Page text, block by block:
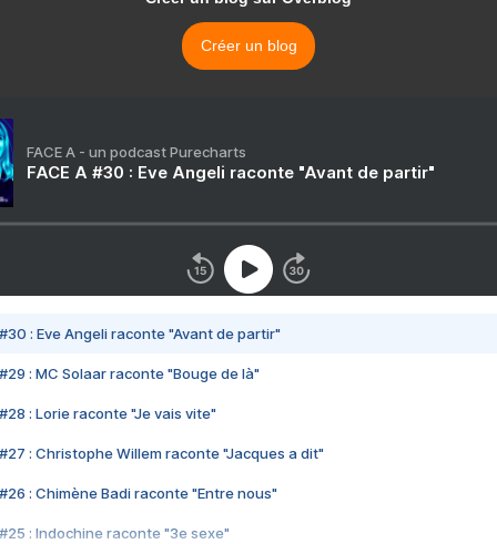
Créer un blog
FACE A - un podcast Purecharts
FACE A #30 : Eve Angeli raconte "Avant de partir"
#30 : Eve Angeli raconte "Avant de partir"
#29 : MC Solaar raconte "Bouge de là"
#28 : Lorie raconte "Je vais vite"
#27 : Christophe Willem raconte "Jacques a dit"
#26 : Chimène Badi raconte "Entre nous"
#25 : Indochine raconte "3e sexe"